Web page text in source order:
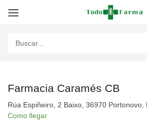
Farmacia Caramés CB
Rúa Espiñeiro, 2 Baixo, 36970 Portonovo,
Como llegar